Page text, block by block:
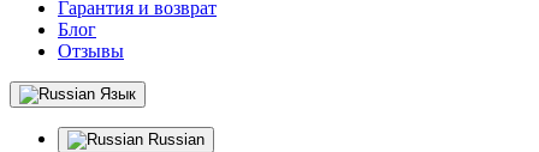
Гарантия и возврат
Блог
Отзывы
Язык
Russian